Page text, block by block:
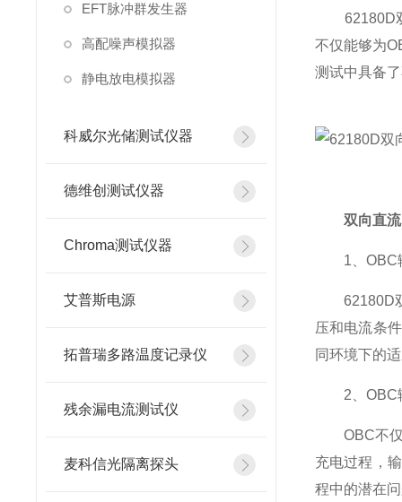
EFT脉冲群发生器
高配噪声模拟器
静电放电模拟器
科威尔光储测试仪器
德维创测试仪器
Chroma测试仪器
艾普斯电源
拓普瑞多路温度记录仪
残余漏电流测试仪
麦科信光隔离探头
62180D双
不仅能够为
测试中具备
双向直
1、OBC
62180D双
压和电流条
同环境下的
2、OBC
OBC不仅
充电过程，
程中的潜在